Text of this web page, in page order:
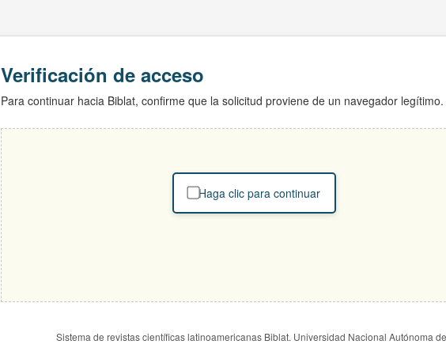
Verificación de acceso
Para continuar hacia Biblat, confirme que la solicitud proviene de un navegador legítimo.
Haga clic para continuar
Sistema de revistas científicas latinoamericanas Biblat. Universidad Nacional Autónoma